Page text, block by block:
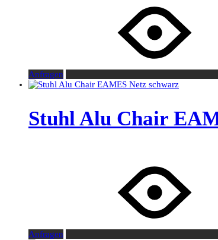
Anfragen
Stuhl Alu Chair
Anfragen